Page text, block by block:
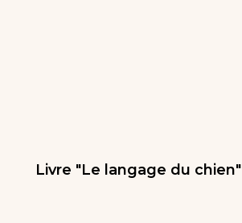
11.9€
Livre "Le langage du chien"